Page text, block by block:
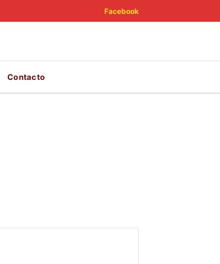
Facebook
Contacto